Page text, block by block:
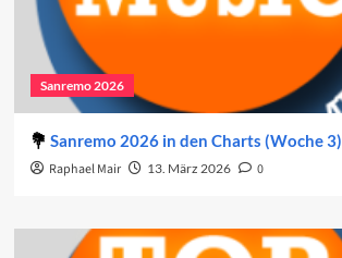
Sanremo 2026
Sanremo 2026 in den Charts (Woche 3)
Raphael Mair 13. März 2026 0